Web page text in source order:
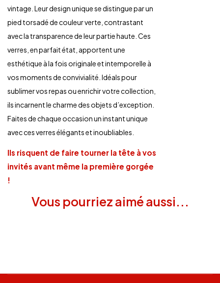
vintage. Leur design unique se distingue par un
pied torsadé de couleur verte, contrastant
avec la transparence de leur partie haute. Ces
verres, en parfait état, apportent une
esthétique à la fois originale et intemporelle à
vos moments de convivialité. Idéals pour
sublimer vos repas ou enrichir votre collection,
ils incarnent le charme des objets d’exception.
Faites de chaque occasion un instant unique
avec ces verres élégants et inoubliables.
Ils risquent de faire tourner la tête à vos
invités avant même la première gorgée
!
Vous pourriez aimé aussi...